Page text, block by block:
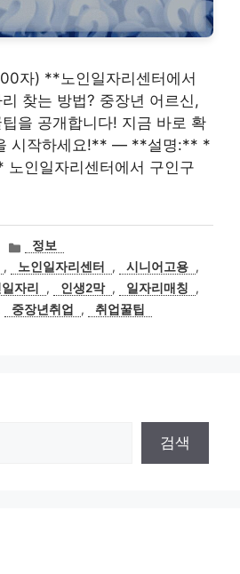
자) **노인일자리센터에서
찾는 방법? 중장년 어르신,
을 공개합니다! 지금 바로 확
시작하세요!** — **설명:** *
인일자리센터에서 구인구
카
테
고
리
정보
, 노인일자리센터 , 시니어고용 ,
자리 , 인생2막 , 일자리매칭
,
중장년취업 , 취업꿀팁
검색